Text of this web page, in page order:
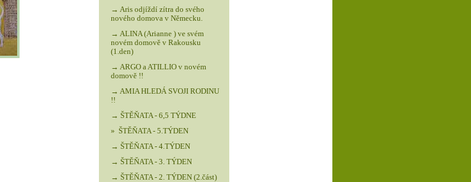
→ Aris odjíždí zítra do svého
nového domova v Německu.
→ ALINA (Arianne ) ve svém
novém domově v Rakousku
(1.den)
→ ARGO a ATILLIO v novém
domově !!
→ AMIA HLEDÁ SVOJI RODINU
!!
→ ŠTĚŇATA - 6,5 TÝDNE
» ŠTĚŇATA - 5.TÝDEN
→ ŠTĚŇATA - 4.TÝDEN
→ ŠTĚŇATA - 3. TÝDEN
→ ŠTĚŇATA - 2. TÝDEN (2.část)